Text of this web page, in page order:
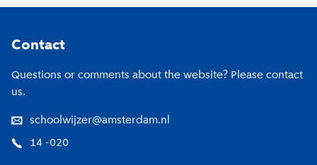
Contact
Questions or comments about the website? Please contact
us.
schoolwijzer@amsterdam.nl
14 -020